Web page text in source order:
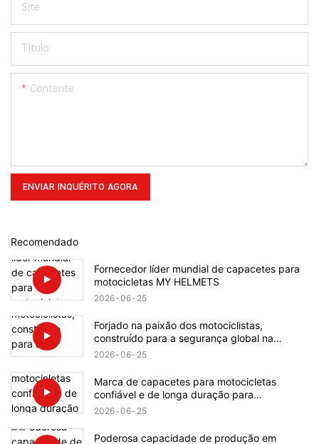
Site
Título
Contente
ENVIAR INQUÉRITO AGORA
Recomendado
Fornecedor líder mundial de capacetes para
motocicletas MY HELMETS
2026 06 25
Forjado na paixão dos motociclistas,
construído para a segurança global na
pilotagem.
2026 06 25
Marca de capacetes para motocicletas
confiável e de longa duração para
distribuidores globais.
2026 06 25
Poderosa capacidade de produção em